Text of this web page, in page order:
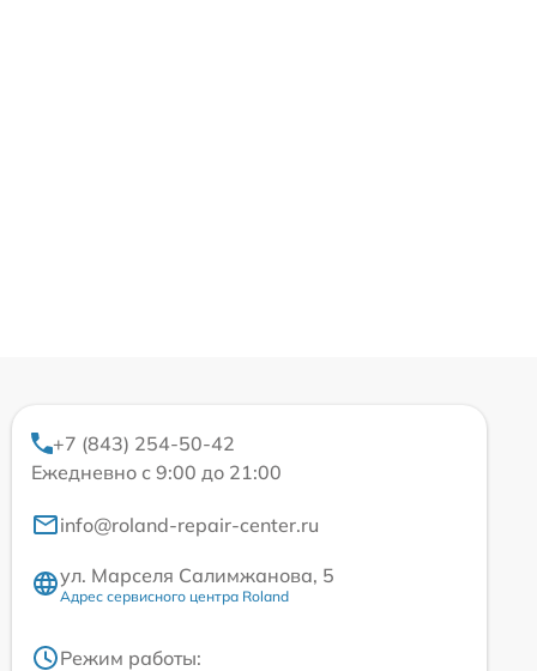
+7 (843) 254-50-42
Ежедневно с 9:00 до 21:00
info@roland-repair-center.ru
ул. Марселя Салимжанова, 5
Адрес сервисного центра Roland
Режим работы: